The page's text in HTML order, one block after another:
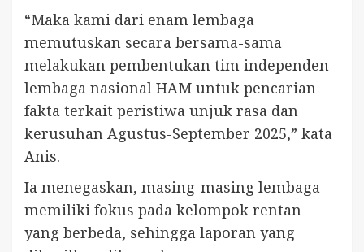
“Maka kami dari enam lembaga
memutuskan secara bersama-sama
melakukan pembentukan tim independen
lembaga nasional HAM untuk pencarian
fakta terkait peristiwa unjuk rasa dan
kerusuhan Agustus-September 2025,” kata
Anis.
Ia menegaskan, masing-masing lembaga
memiliki fokus pada kelompok rentan
yang berbeda, sehingga laporan yang